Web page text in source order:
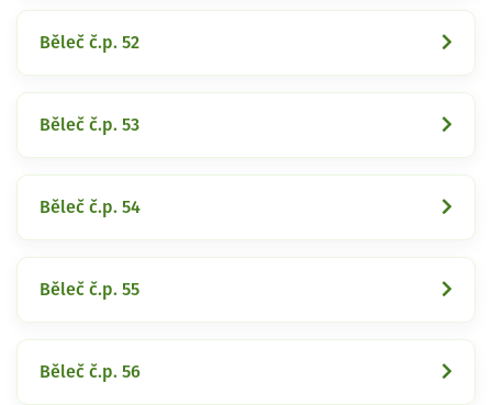
Běleč č.p. 52
Běleč č.p. 53
Běleč č.p. 54
Běleč č.p. 55
Běleč č.p. 56